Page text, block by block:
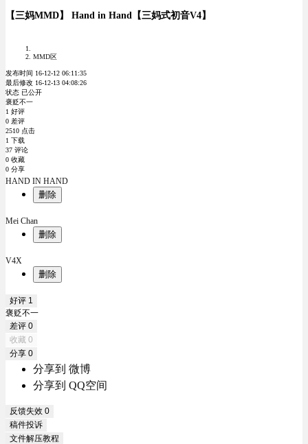
【三妈MMD】 Hand in Hand【三妈式初音V4】
MMD区
发布时间 16-12-12 06:11:35
最后修改 16-12-13 04:08:26
状态 已公开
褒贬不一
1 好评
0 差评
2510 点击
1 下载
37 评论
0 收藏
0 分享
HAND IN HAND
删除
Mei Chan
删除
V4X
删除
好评 1
褒贬不一
差评 0
收藏 0
分享 0
分享到 微博
分享到 QQ空间
反馈失效 0
稿件投诉
文件解压教程